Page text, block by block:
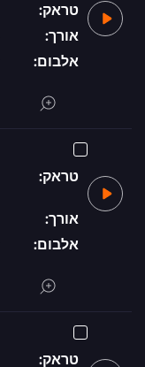
טראק:
אורך:
אלבום:
טראק:
אורך:
אלבום:
טראק: